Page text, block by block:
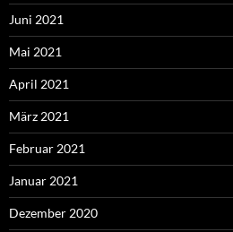
Juni 2021
Mai 2021
April 2021
März 2021
Februar 2021
Januar 2021
Dezember 2020